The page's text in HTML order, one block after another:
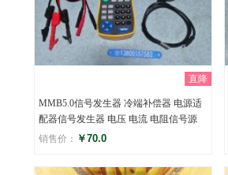
直降
MMB5.0信号发生器 冷端补偿器 电源适
配器信号发生器 电压 电流 电阻信号源
销售价： ￥70.0
评分